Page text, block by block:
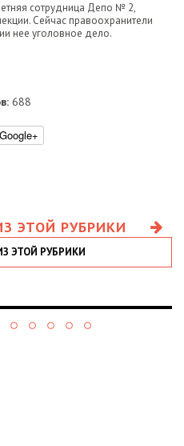
сотрудница Депо № 2,
Сейчас правоохранители
нее уголовное дело.
688
Google+
ЭТОЙ РУБРИКИ
ЭТОЙ РУБРИКИ